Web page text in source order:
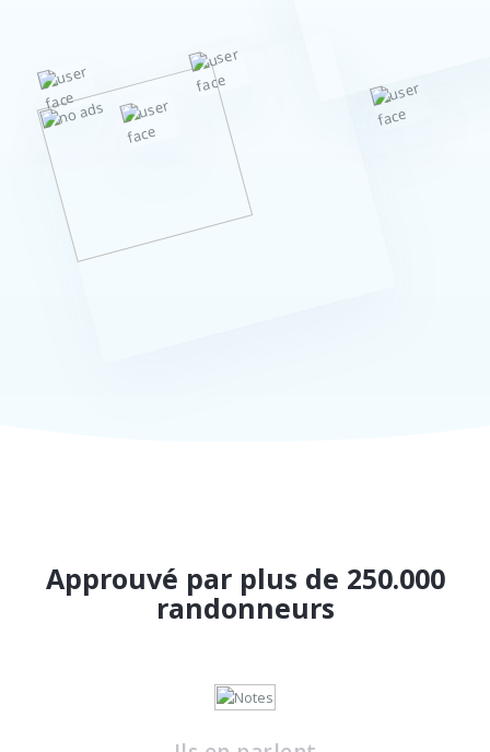
Approuvé par plus de 250.000
randonneurs